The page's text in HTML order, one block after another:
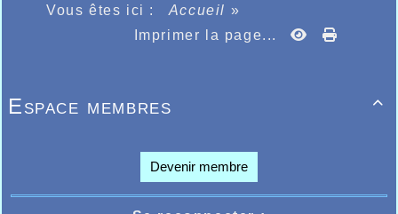
et entraîneur de la discipline à l’AHVL, mais Jean-
Pierre avait ces dernières semaines connu quelques
soucis de santé qui l’avaient obligé de cesser son
atmosphériques devaient également le mettre
ce fut loin d’être le cas cette année et les 1250
leur épreuve devenue bien longue. Jean-Pierre
devait en terminer après 18h59.22. 16
Vous êtes ici : Accueil »
Imprimer la page...

Espace membres
Devenir membre